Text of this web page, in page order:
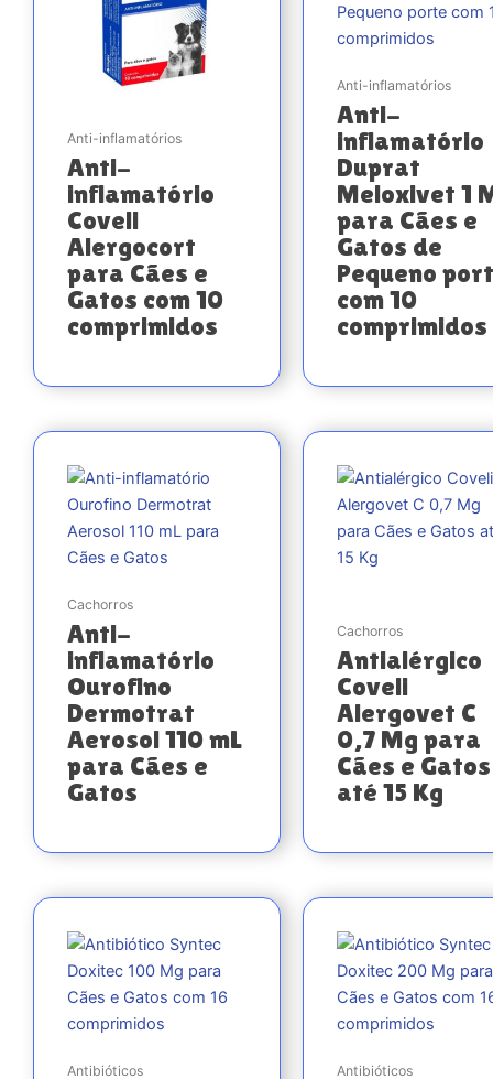
Anti-inflamatórios
Anti-
inflamatório
Coveli
Alergocort
para Cães e
Gatos com 10
comprimidos
Anti-inflamatórios
Anti-
inflamatório
Duprat
Meloxivet 1
para Cães e
Gatos de
Pequeno
com 10
comprimidos
Cachorros
Anti-
inflamatório
Ourofino
Dermotrat
Aerosol 110 mL
para Cães e
Gatos
Cachorros
Antialérgico
Coveli
Alergovet C
0,7 Mg para
Cães e Gatos
até 15 Kg
Antibióticos Antibióticos